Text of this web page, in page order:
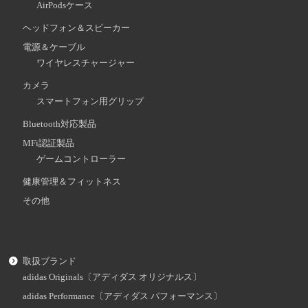
AirPodsケース
ヘッドフォン＆スピーカー
電源＆ケーブル
ワイヤレスチャージャー
カメラ
スマートフォン用グリップ
Bluetooth対応製品
MFi認証製品
ゲームコントローラー
健康管理＆フィットネス
その他
取扱ブランド
adidas Originals〔アディダス オリジナルス〕
adidas Performance〔アディダス パフォーマンス〕